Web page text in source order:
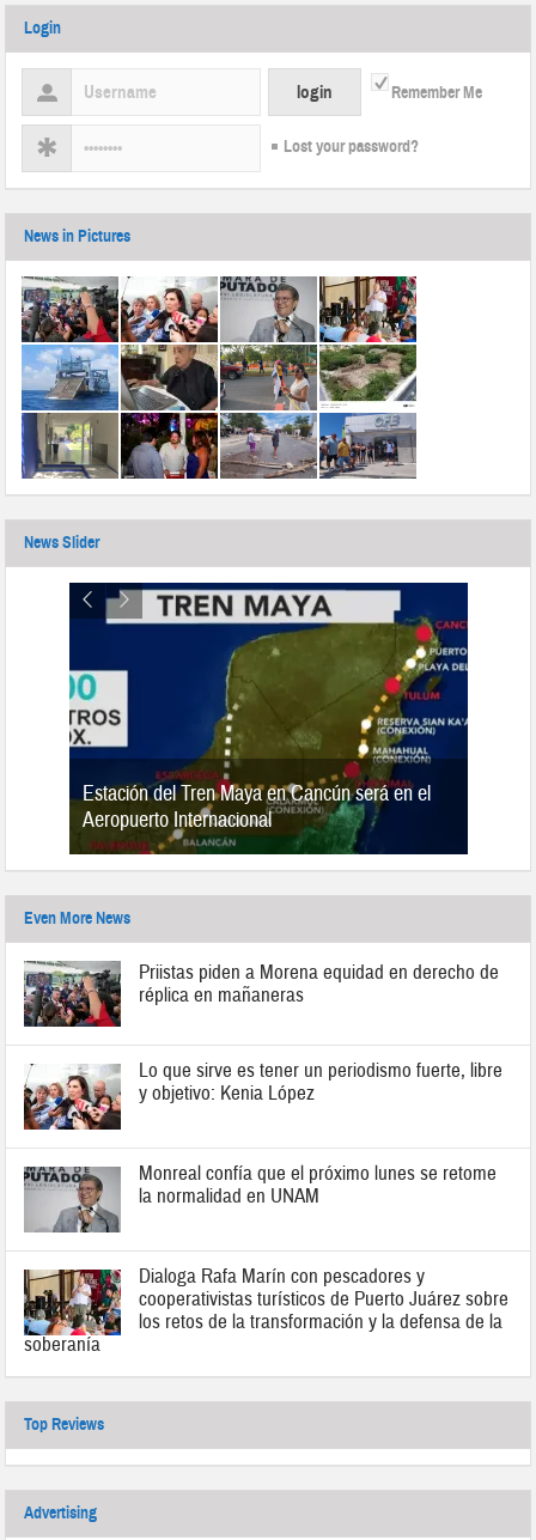
Login
Remember Me
Lost your password?
News in Pictures
News Slider
Estación del Tren Maya en Cancún será en el
Aeropuerto Internacional
Even More News
Priistas piden a Morena equidad en derecho de
réplica en mañaneras
Lo que sirve es tener un periodismo fuerte, libre
y objetivo: Kenia López
Monreal confía que el próximo lunes se retome
la normalidad en UNAM
Dialoga Rafa Marín con pescadores y
cooperativistas turísticos de Puerto Juárez sobre
los retos de la transformación y la defensa de la
soberanía
Top Reviews
Advertising